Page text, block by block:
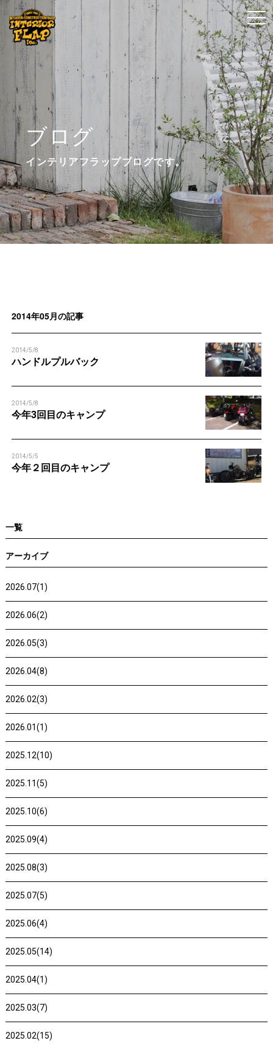
ブログ
インテリアフラップブログです。
2014年05月の記事
2014/5/8
ハンドルプルバック
2014/5/8
今年3回目のキャンプ
2014/5/5
今年２回目のキャンプ
一覧
アーカイブ
2026.07(1)
2026.06(2)
2026.05(3)
2026.04(8)
2026.02(3)
2026.01(1)
2025.12(10)
2025.11(5)
2025.10(6)
2025.09(4)
2025.08(3)
2025.07(5)
2025.06(4)
2025.05(14)
2025.04(1)
2025.03(7)
2025.02(15)
t
o
g
g
l
e
n
a
v
i
g
a
t
t
o
g
g
l
e
n
a
v
i
g
a
t